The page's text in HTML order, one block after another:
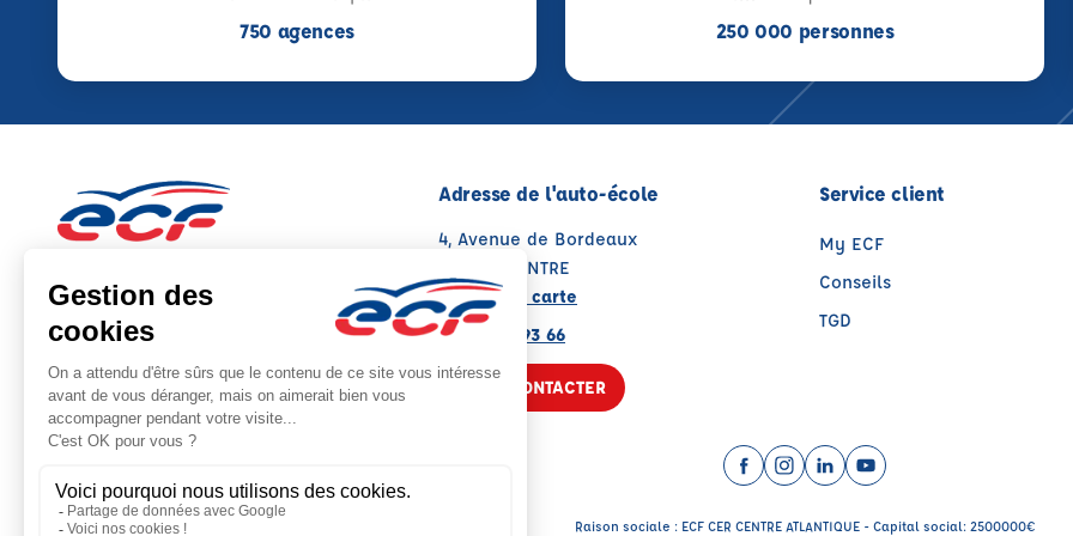
750 agences 250 000 personnes
Adresse de l'auto-école
4, Avenue de Bordeaux
86530 NAINTRE
Voir sur la carte
05 49 08 93 66
NOUS CONTACTER
Service client
My ECF
Conseils
TGD
Facebook (nouvelle fenêtre)
Instagram (nouvelle fenêtre)
LinkedIn (nouvelle
YouTube (nouvelle
Raison sociale : ECF CER CENTRE ATLANTIQUE - Capital social: 2500000€